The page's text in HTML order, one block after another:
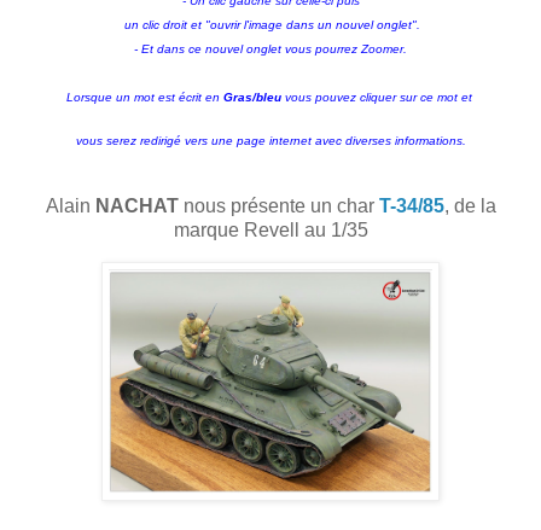
un clic droit et "ouvrir l'image dans un nouvel onglet".
- Et dans ce nouvel onglet vous pourrez Zoomer.
Lorsque un mot est écrit en Gras/bleuvous pouvez cliquer sur ce mot et
vous serez redirigé vers une page internet avec diverses informations.
Alain NACHATnous présente un char T-34/85, de la
marque Revell au 1/35